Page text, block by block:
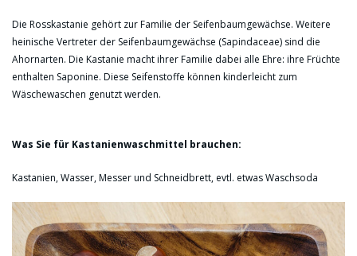
Die Rosskastanie gehört zur Familie der Seifenbaumgewächse. Weitere
heinische Vertreter der Seifenbaumgewächse (Sapindaceae) sind die
Ahornarten. Die Kastanie macht ihrer Familie dabei alle Ehre: ihre Früchte
enthalten Saponine. Diese Seifenstoffe können kinderleicht zum
Wäschewaschen genutzt werden.
Was Sie für Kastanienwaschmittel brauchen:
Kastanien, Wasser, Messer und Schneidbrett, evtl. etwas Waschsoda